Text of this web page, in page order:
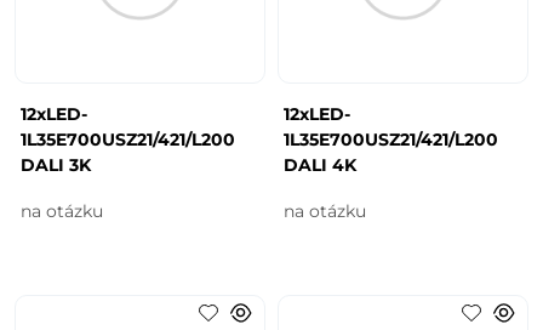
12xLED-
1L35E700USZ21/421/L200
DALI 3K
na otázku
12xLED-
1L35E700USZ21/421/L200
DALI 4K
na otázku